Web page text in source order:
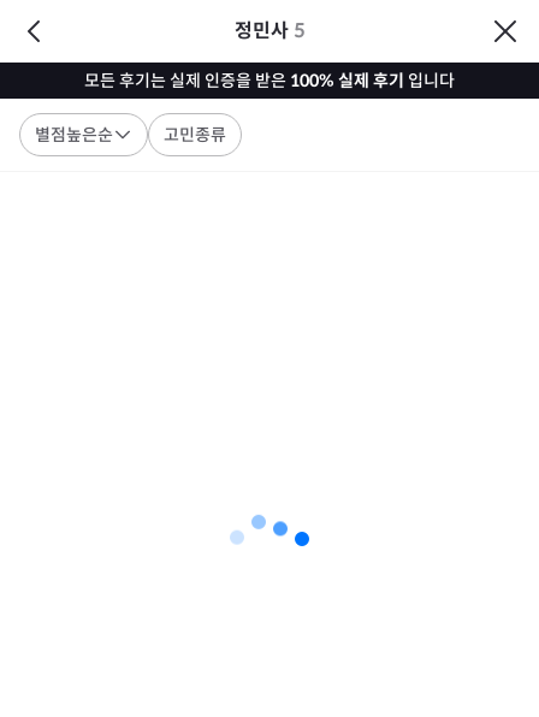
정민사 5
모든 후기는 실제 인증을 받은 100% 실제 후기 입니다
별점높은순 고민종류